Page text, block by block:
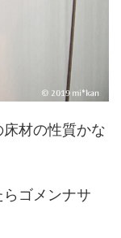
材の性質かな
ゴメンナサ